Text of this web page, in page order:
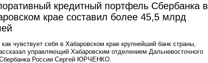
кредитный портфель Сбербанка в
крае составил более 45,5 млрд
чувствует себя в Хабаровском крае крупнейший банк страны,
управляющий Хабаровским отделением Дальневосточного
России Сергей ЮРЧЕНКО.